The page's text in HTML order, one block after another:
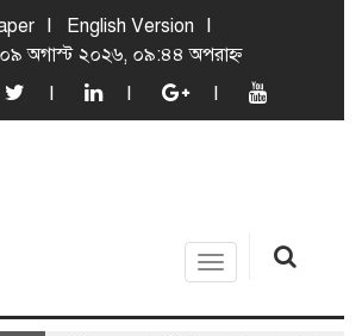
English Version
০৯ অগাস্ট ২০২৬, ০৯:৪৪ অপরাহ্ন
Toggle
navigation